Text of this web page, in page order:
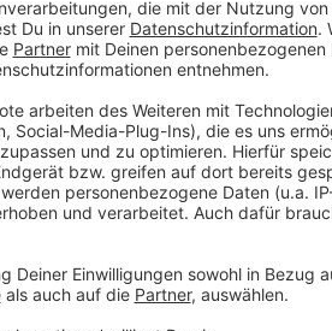
Die PFD Pressefunk GmbH
der Sender ANTENNE DÜSSELDORF,
NIEDERRHEIN, RADIO 90,1, NE-WS
AC Werbekundenaufträge unter
1
Werbekundenauftrag im Sinne dieser
über die Verbreitung von Werbung im
Radio Apps etc.) auf
diesen AGB abweichende